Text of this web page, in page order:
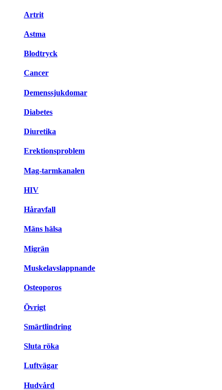
Artrit
Astma
Blodtryck
Cancer
Demenssjukdomar
Diabetes
Diuretika
Erektionsproblem
Mag-tarmkanalen
HIV
Håravfall
Mäns hälsa
Migrän
Muskelavslappnande
Osteoporos
Övrigt
Smärtlindring
Sluta röka
Luftvägar
Hudvård